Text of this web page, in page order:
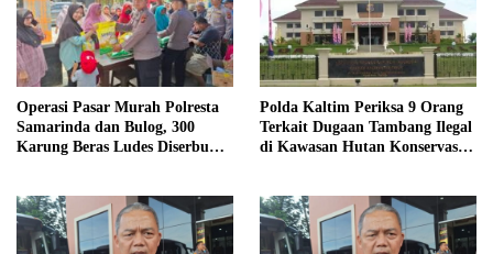
Operasi Pasar Murah Polresta
Samarinda dan Bulog, 300
Karung Beras Ludes Diserbu
Polda Kaltim Periksa 9 Orang
Terkait Dugaan Tambang Ilegal
di Kawasan Hutan Konservasi